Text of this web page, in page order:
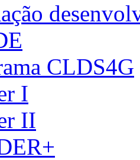
CLDS4G
I
II